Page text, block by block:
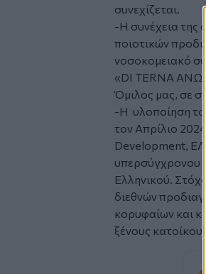
συνεχίζεται.
-Η συνέχεια της
ποιοτικών
νοσοκομειακό
«DI TERNA
Όμιλος μας, σε
-Η υλοποίηση
τον Απρίλιο
Development,
υπερσύγχρονου
Ελληνικού.
διεθνών
κορυφαίων και
ξένους